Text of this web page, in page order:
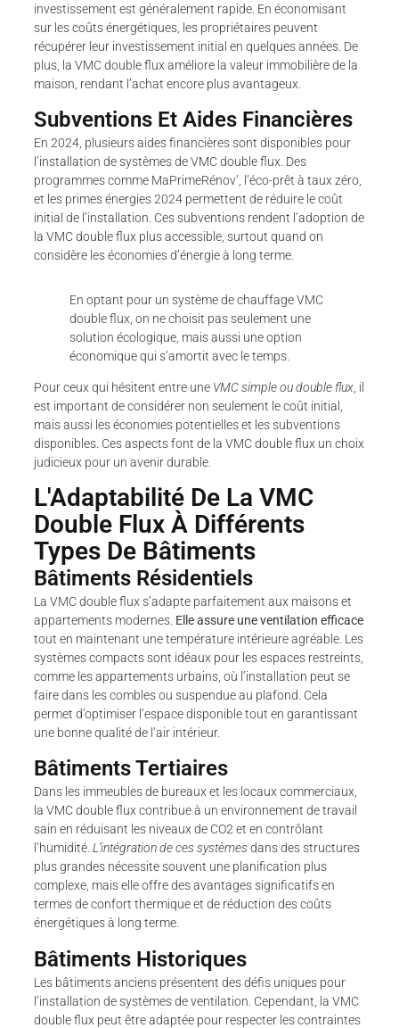
investissement est généralement rapide. En économisant
sur les coûts énergétiques, les propriétaires peuvent
récupérer leur investissement initial en quelques années. De
plus, la VMC double flux améliore la valeur immobilière de la
maison, rendant l’achat encore plus avantageux.
Subventions Et Aides Financières
En 2024, plusieurs aides financières sont disponibles pour
l’installation de systèmes de VMC double flux. Des
programmes comme MaPrimeRénov’, l’éco-prêt à taux zéro,
et les primes énergies 2024 permettent de réduire le coût
initial de l’installation. Ces subventions rendent l’adoption de
la VMC double flux plus accessible, surtout quand on
considère les économies d’énergie à long terme.
En optant pour un système de chauffage VMC
double flux, on ne choisit pas seulement une
solution écologique, mais aussi une option
économique qui s’amortit avec le temps.
Pour ceux qui hésitent entre une VMC simple ou double flux , il
est important de considérer non seulement le coût initial,
mais aussi les économies potentielles et les subventions
disponibles. Ces aspects font de la VMC double flux un choix
judicieux pour un avenir durable.
L'Adaptabilité De La VMC
Double Flux À Différents
Types De Bâtiments
Bâtiments Résidentiels
La VMC double flux s’adapte parfaitement aux maisons et
appartements modernes. Elle assure une ventilation efficace
tout en maintenant une température intérieure agréable. Les
systèmes compacts sont idéaux pour les espaces restreints,
comme les appartements urbains, où l’installation peut se
faire dans les combles ou suspendue au plafond. Cela
permet d’optimiser l’espace disponible tout en garantissant
une bonne qualité de l’air intérieur.
Bâtiments Tertiaires
Dans les immeubles de bureaux et les locaux commerciaux,
la VMC double flux contribue à un environnement de travail
sain en réduisant les niveaux de CO2 et en contrôlant
l’humidité. L’intégration de ces systèmesdans des structures
plus grandes nécessite souvent une planification plus
complexe, mais elle offre des avantages significatifs en
termes de confort thermique et de réduction des coûts
énergétiques à long terme.
Bâtiments Historiques
Les bâtiments anciens présentent des défis uniques pour
l’installation de systèmes de ventilation. Cependant, la VMC
double flux peut être adaptée pour respecter les contraintes